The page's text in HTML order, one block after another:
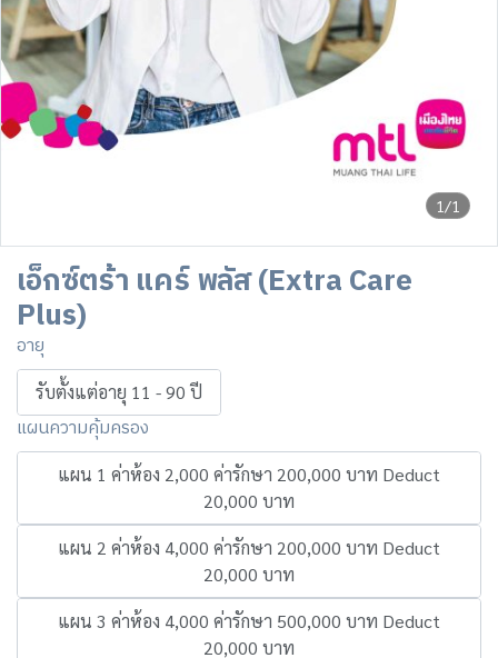
1/1
เอ็กซ์ตร้า แคร์ พลัส (Extra Care
Plus)
อายุ
รับตั้งแต่อายุ 11 - 90 ปี
แผนความคุ้มครอง
แผน 1 ค่าห้อง 2,000 ค่ารักษา 200,000 บาท Deduct
20,000 บาท
แผน 2 ค่าห้อง 4,000 ค่ารักษา 200,000 บาท Deduct
20,000 บาท
แผน 3 ค่าห้อง 4,000 ค่ารักษา 500,000 บาท Deduct
20,000 บาท